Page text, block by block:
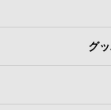
グ